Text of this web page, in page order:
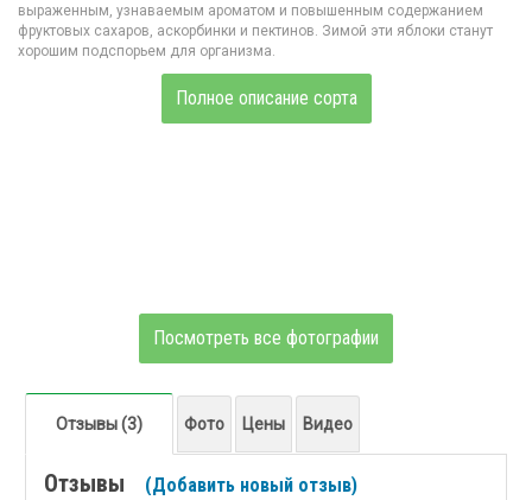
выраженным, узнаваемым ароматом и повышенным содержанием
фруктовых сахаров, аскорбинки и пектинов. Зимой эти яблоки станут
хорошим подспорьем для организма.
Полное описание сорта
Посмотреть все фотографии
Отзывы (3) Фото Цены Видео
Отзывы (Добавить новый отзыв)